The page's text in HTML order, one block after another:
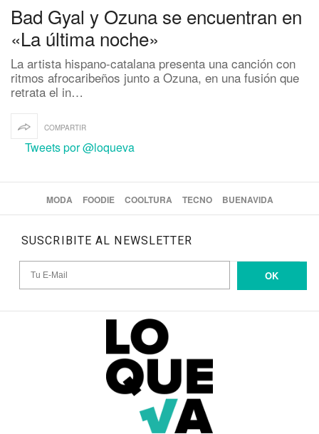
Bad Gyal y Ozuna se encuentran en
«La última noche»
La artista hispano-catalana presenta una canción con
ritmos afrocaribeños junto a Ozuna, en una fusión que
retrata el in…
COMPARTIR
Tweets por @loqueva
MODA FOODIE COOLTURA TECNO BUENAVIDA
SUSCRIBITE AL NEWSLETTER
OK